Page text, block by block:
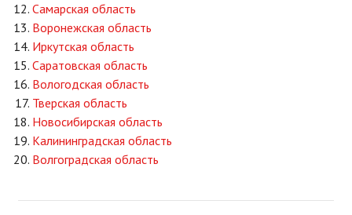
Самарская область
Воронежская область
Иркутская область
Саратовская область
Вологодская область
Тверская область
Новосибирская область
Калининградская область
Волгоградская область